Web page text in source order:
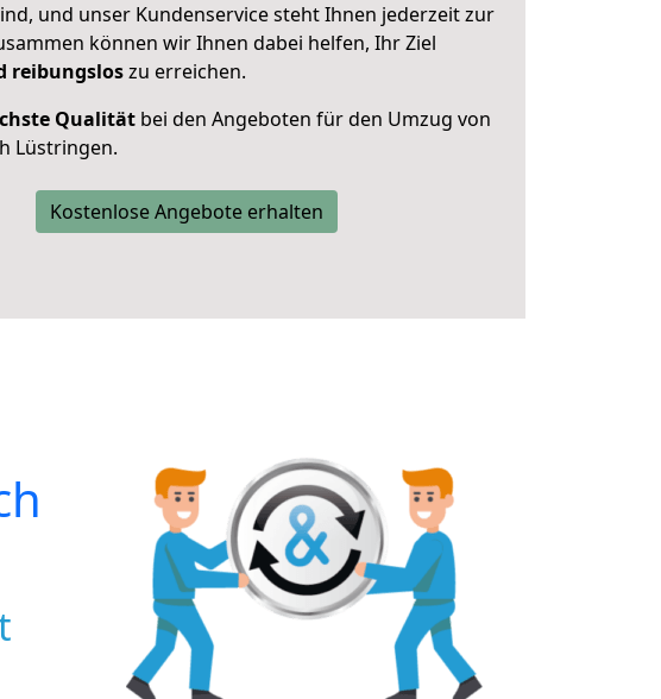
und unser Kundenservice steht Ihnen jederzeit zur
können wir Ihnen dabei helfen, Ihr Ziel
reibungsloszu erreichen.
Qualität bei den Angeboten für den Umzug von
Lüstringen.
Kostenlose Angebote erhalten